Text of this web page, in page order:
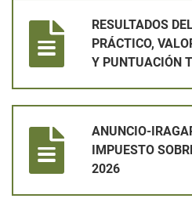
RESULTADOS
PRÁCTICO,
Y PUNTUACIÓN
ANUNCIO-
IMPUESTO
2026